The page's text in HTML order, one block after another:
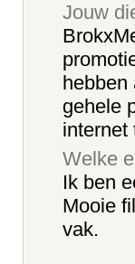
Jouw
hebben
gehele
internet
Welke
Ik ben
Mooie
vak.